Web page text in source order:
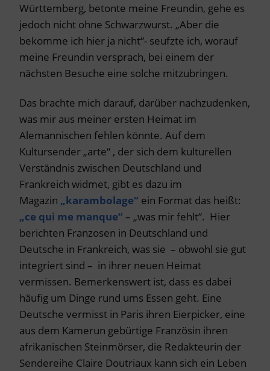
Württemberg, betonte meine Freundin, gehe es
jedoch nicht ohne Schwarzwurst. „Aber die
bekomme ich hier ja nicht“- seufzte ich, worauf
meine Freundin versprach, bei einem der
nächsten Besuche eine solche mitzubringen.
Das brachte mich darauf, darüber nachzudenken,
was mir aus meiner ersten Heimat im
Alemannischen fehlen könnte. Auf dem
Kultursender „arte“ , der sich dem kulturellen
Verständnis zwischen Deutschland und
Frankreich widmet, gibt es dazu im
Magazin „karambolage“ ein Format das heißt:
„ce qui me manque“ – „was mir fehlt“. Hier
berichten Franzosen in Deutschland und
Deutsche in Frankreich, was sie – obwohl sie gut
integriert sind – in ihrer neuen Heimat
vermissen. Bemerkenswert ist, dass es dabei
häufig um Dinge rund ums Essen geht. Eine
Deutsche vermisst in Paris ihren Eierpicker, eine
aus dem Kamerun gebürtige Französin ihren
afrikanischen Steinmörser, die Redakteurin der
Sendereihe Claire Doutriaux kann sich ein Leben